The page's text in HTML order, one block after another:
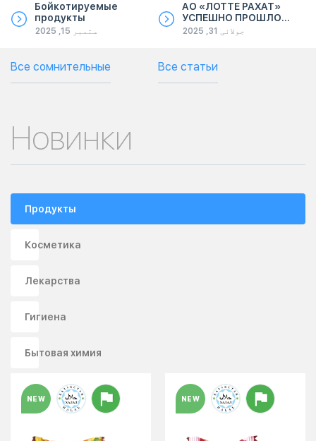
халяль!
Бойкотируемые
продукты
ستمبر 15, 2025
АО «ЛОТТЕ РАХАТ»
УСПЕШНО ПРОШЛО
РЕСЕРТИФИКАЦИЮ
СООТВЕТСТВИЯ
СТАНДАРТУ ХАЛАЛ
جولائی 31, 2025
Все сомнительные Все статьи
Новинки
Продукты
Косметика
Лекарства
Гигиена
Бытовая химия
NEW NEW